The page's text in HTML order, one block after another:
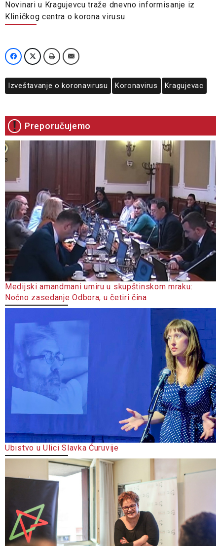
Novinari u Kragujevcu traže dnevno informisanje iz
Kliničkog centra o korona virusu
Izveštavanje o koronavirusu Koronavirus Kragujevac
Preporučujemo
Medijski amandmani umiru u skupštinskom mraku:
Noćno zasedanje Odbora, u četiri čina
Ubistvo u Ulici Slavka Ćuruvije